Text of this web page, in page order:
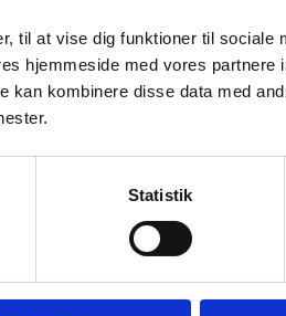
til at vise dig funktioner til sociale
hjemmeside med vores partnere
kan kombinere disse data med
Statistik
ledere eller
interesse for miljø,
der:
grønne kompetencer og
om Erasmus+-
netværk og udvikle nye
EU-prioriteter